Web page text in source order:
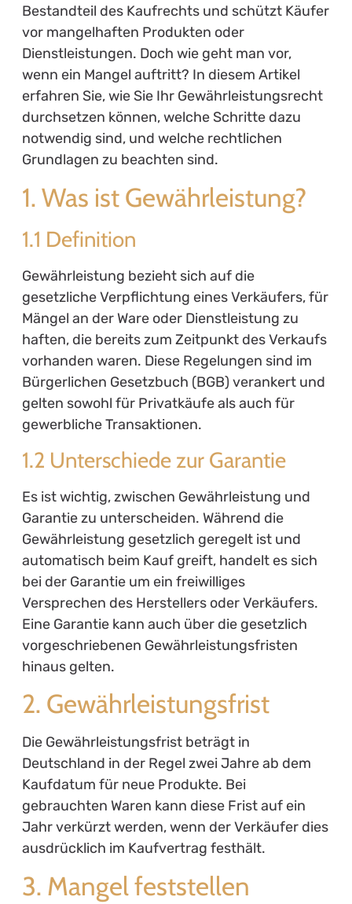
Bestandteil des Kaufrechts und schützt Käufer
vor mangelhaften Produkten oder
Dienstleistungen. Doch wie geht man vor,
wenn ein Mangel auftritt? In diesem Artikel
erfahren Sie, wie Sie Ihr Gewährleistungsrecht
durchsetzen können, welche Schritte dazu
notwendig sind, und welche rechtlichen
Grundlagen zu beachten sind.
1. Was ist Gewährleistung?
1.1 Definition
Gewährleistung bezieht sich auf die
gesetzliche Verpflichtung eines Verkäufers, für
Mängel an der Ware oder Dienstleistung zu
haften, die bereits zum Zeitpunkt des Verkaufs
vorhanden waren. Diese Regelungen sind im
Bürgerlichen Gesetzbuch (BGB) verankert und
gelten sowohl für Privatkäufe als auch für
gewerbliche Transaktionen.
1.2 Unterschiede zur Garantie
Es ist wichtig, zwischen Gewährleistung und
Garantie zu unterscheiden. Während die
Gewährleistung gesetzlich geregelt ist und
automatisch beim Kauf greift, handelt es sich
bei der Garantie um ein freiwilliges
Versprechen des Herstellers oder Verkäufers.
Eine Garantie kann auch über die gesetzlich
vorgeschriebenen Gewährleistungsfristen
hinaus gelten.
2. Gewährleistungsfrist
Die Gewährleistungsfrist beträgt in
Deutschland in der Regel zwei Jahre ab dem
Kaufdatum für neue Produkte. Bei
gebrauchten Waren kann diese Frist auf ein
Jahr verkürzt werden, wenn der Verkäufer dies
ausdrücklich im Kaufvertrag festhält.
3. Mangel feststellen